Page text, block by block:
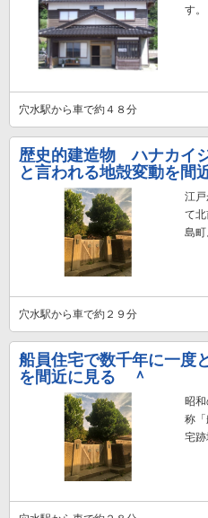
す。
穴水駅から車で約４８分
歴史的建造物 ハナカイ
と言われる地殻変動を間
江
て
島町
穴水駅から車で約２９分
船員住宅で数千年に一度
を間近に見る ＾
昭
称
宅